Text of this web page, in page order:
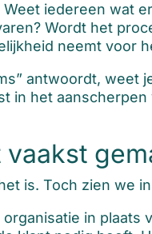
iedereen wat
Wordt het
neemt voor
antwoordt,
in het
is. Toch zien we
in